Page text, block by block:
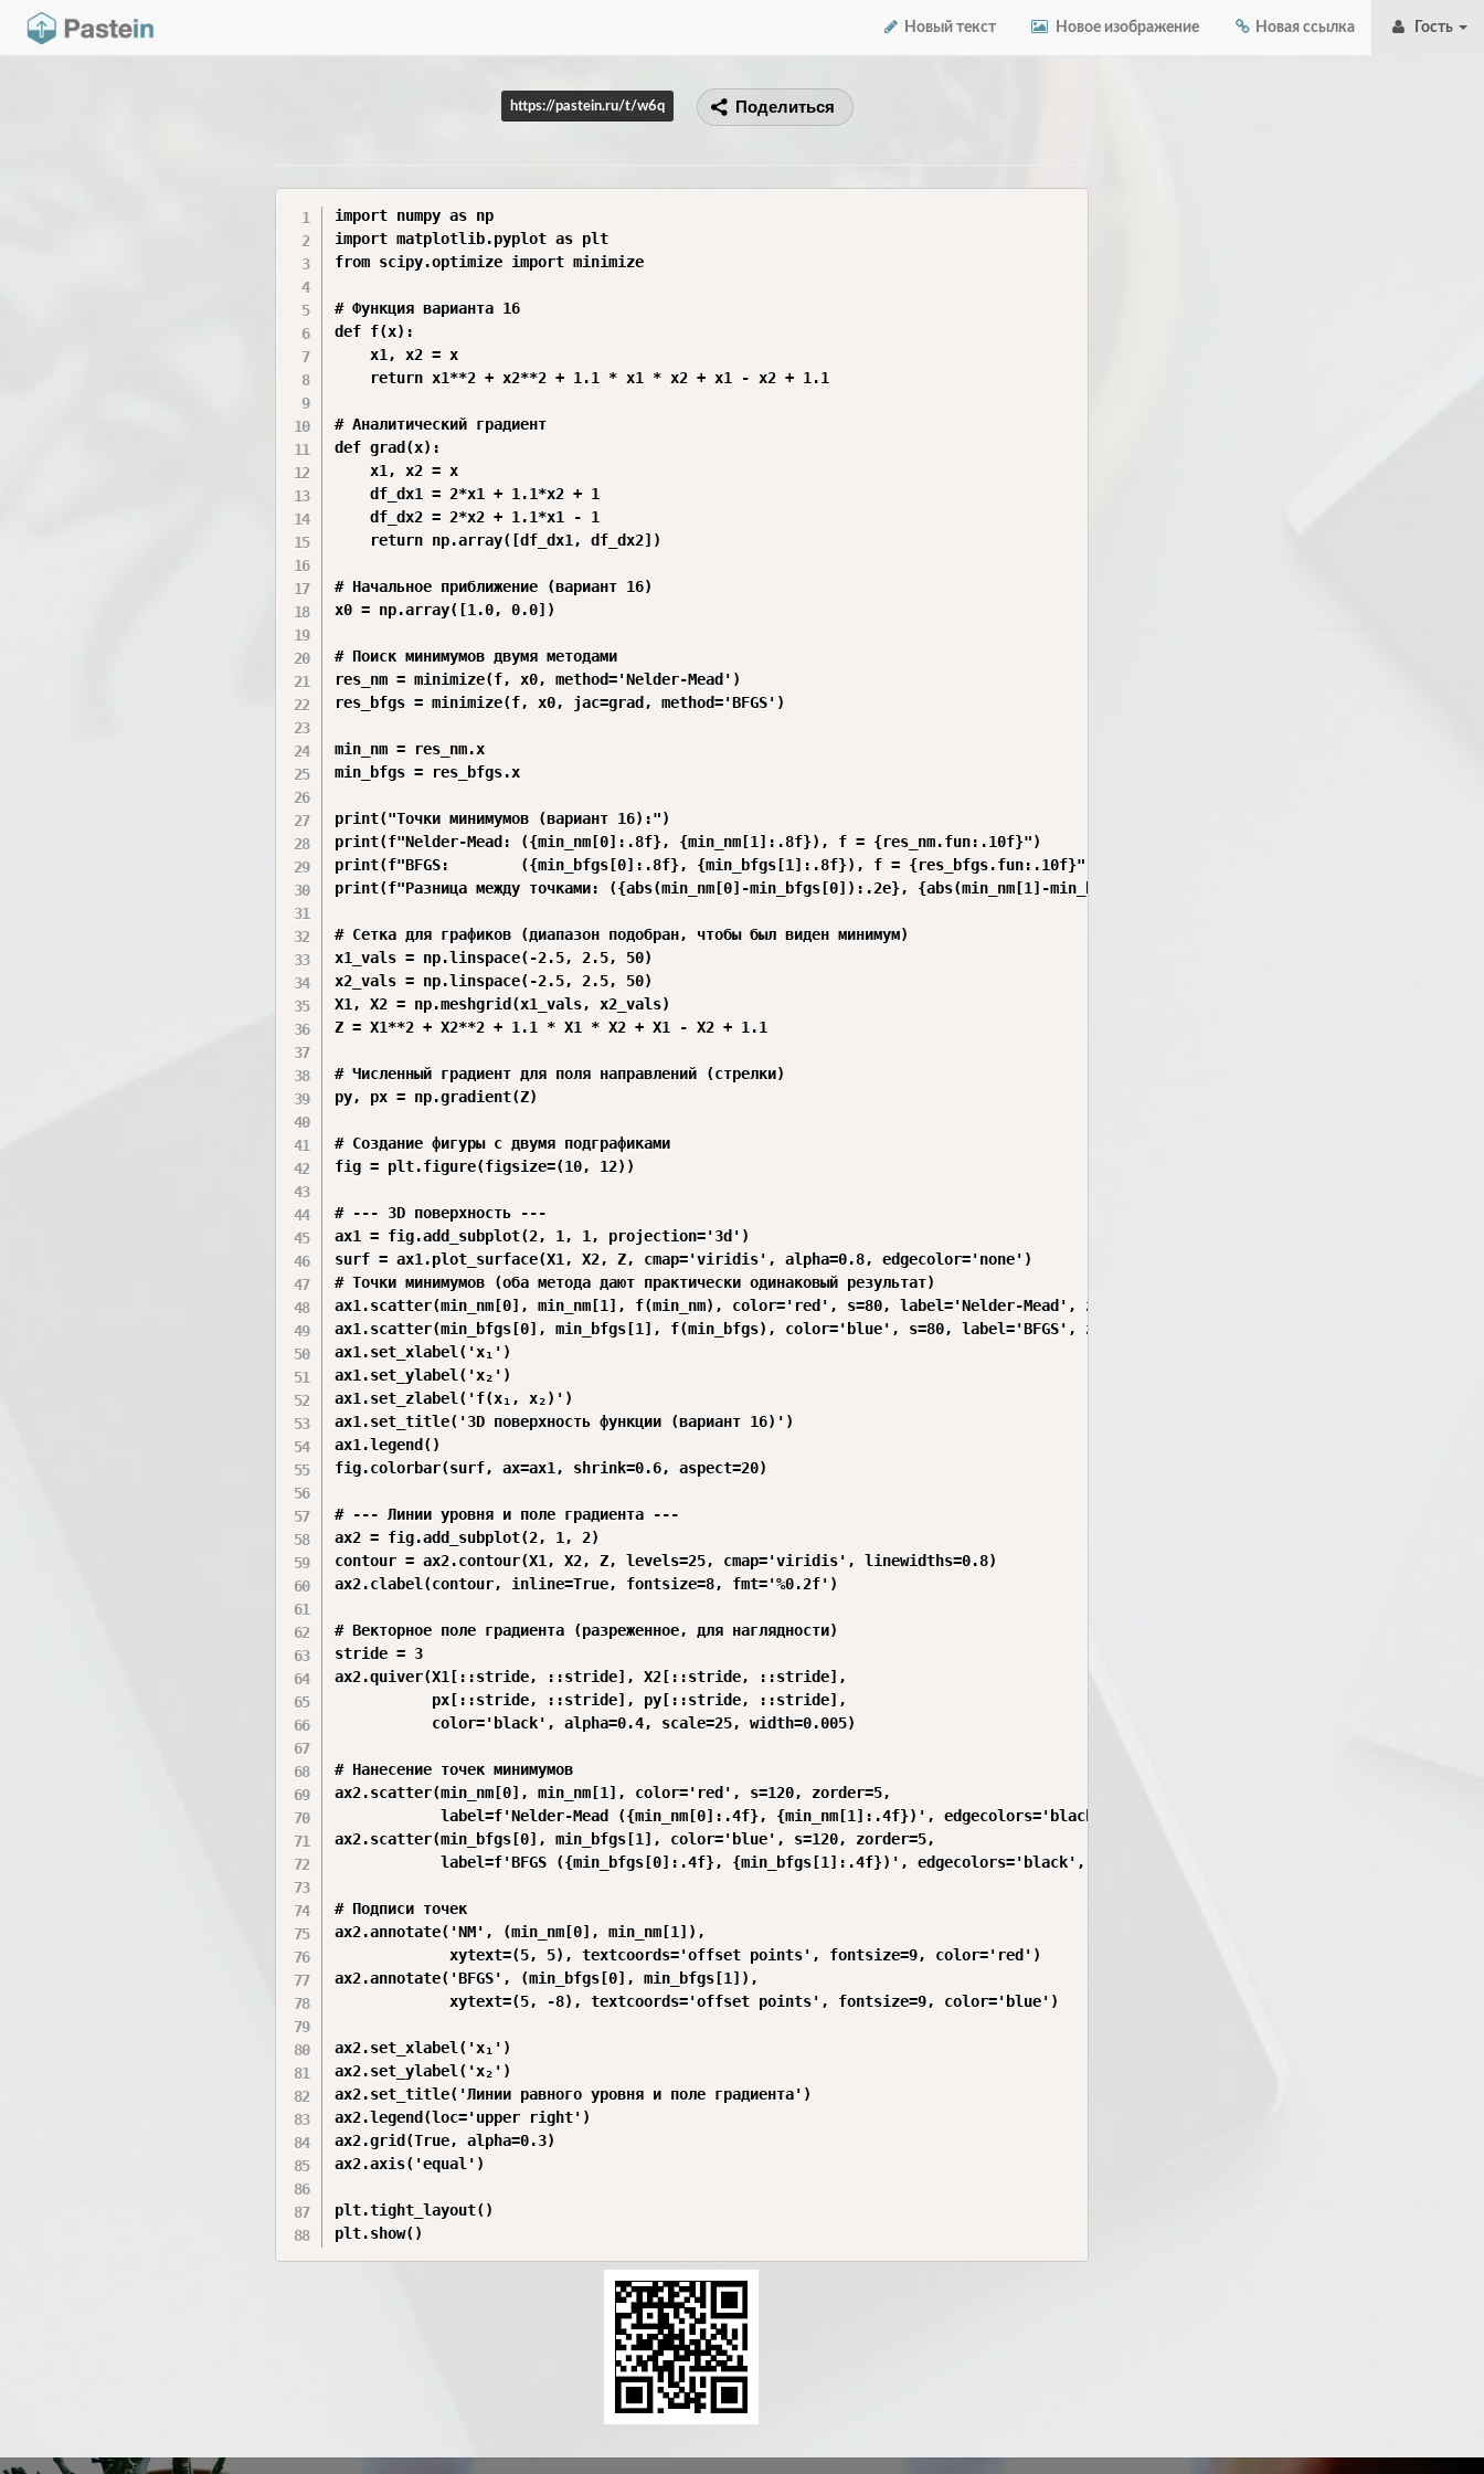
Новый текст Новое изображение Новая ссылка Гость
https://pastein.ru/t/w6q Поделиться
import numpy as np
import matplotlib.pyplot as plt
from scipy.optimize import minimize
# Функция варианта 16
def f(x):
    x1, x2 = x
    return x1**2 + x2**2 + 1.1 * x1 * x2 + x1 - x2 + 1.1
# Аналитический градиент
def grad(x):
    x1, x2 = x
    df_dx1 = 2*x1 + 1.1*x2 + 1
    df_dx2 = 2*x2 + 1.1*x1 - 1
    return np.array([df_dx1, df_dx2])
# Начальное приближение (вариант 16)
x0 = np.array([1.0, 0.0])
# Поиск минимумов двумя методами
res_nm = minimize(f, x0, method='Nelder-Mead')
res_bfgs = minimize(f, x0, jac=grad, method='BFGS')
min_nm = res_nm.x
min_bfgs = res_bfgs.x
print("Точки минимумов (вариант 16):")
print(f"Nelder-Mead: ({min_nm[0]:.8f}, {min_nm[1]:.8f}), f = {res_nm.fun:.10f}")
print(f"BFGS:        ({min_bfgs[0]:.8f}, {min_bfgs[1]:.8f}), f = {res_bfgs.fun:.10f}")
print(f"Разница между точками: ({abs(min_nm[0]-min_bfgs[0]):.2e}, {abs(min_nm[1]-min_bfgs[1]):.2e})")
# Сетка для графиков (диапазон подобран, чтобы был виден минимум)
x1_vals = np.linspace(-2.5, 2.5, 50)
x2_vals = np.linspace(-2.5, 2.5, 50)
X1, X2 = np.meshgrid(x1_vals, x2_vals)
Z = X1**2 + X2**2 + 1.1 * X1 * X2 + X1 - X2 + 1.1
# Численный градиент для поля направлений (стрелки)
py, px = np.gradient(Z)
# Создание фигуры с двумя подграфиками
fig = plt.figure(figsize=(10, 12))
# --- 3D поверхность ---
ax1 = fig.add_subplot(2, 1, 1, projection='3d')
surf = ax1.plot_surface(X1, X2, Z, cmap='viridis', alpha=0.8, edgecolor='none')
# Точки минимумов (оба метода дают практически одинаковый результат)
ax1.scatter(min_nm[0], min_nm[1], f(min_nm), color='red', s=80, label='Nelder-Mead', zorder=5)
ax1.scatter(min_bfgs[0], min_bfgs[1], f(min_bfgs), color='blue', s=80, label='BFGS', zorder=5)
ax1.set_xlabel('x₁')
ax1.set_ylabel('x₂')
ax1.set_zlabel('f(x₁, x₂)')
ax1.set_title('3D поверхность функции (вариант 16)')
ax1.legend()
fig.colorbar(surf, ax=ax1, shrink=0.6, aspect=20)
# --- Линии уровня и поле градиента ---
ax2 = fig.add_subplot(2, 1, 2)
contour = ax2.contour(X1, X2, Z, levels=25, cmap='viridis', linewidths=0.8)
ax2.clabel(contour, inline=True, fontsize=8, fmt='%0.2f')
# Векторное поле градиента (разреженное, для наглядности)
stride = 3
ax2.quiver(X1[::stride, ::stride], X2[::stride, ::stride],
           px[::stride, ::stride], py[::stride, ::stride],
           color='black', alpha=0.4, scale=25, width=0.005)
# Нанесение точек минимумов
ax2.scatter(min_nm[0], min_nm[1], color='red', s=120, zorder=5,
            label=f'Nelder-Mead ({min_nm[0]:.4f}, {min_nm[1]:.4f})', edgecolors='black')
ax2.scatter(min_bfgs[0], min_bfgs[1], color='blue', s=120, zorder=5,
            label=f'BFGS ({min_bfgs[0]:.4f}, {min_bfgs[1]:.4f})', edgecolors='black', marker='s')
# Подписи точек
ax2.annotate('NM', (min_nm[0], min_nm[1]),
             xytext=(5, 5), textcoords='offset points', fontsize=9, color='red')
ax2.annotate('BFGS', (min_bfgs[0], min_bfgs[1]),
             xytext=(5, -8), textcoords='offset points', fontsize=9, color='blue')
ax2.set_xlabel('x₁')
ax2.set_ylabel('x₂')
ax2.set_title('Линии равного уровня и поле градиента')
ax2.legend(loc='upper right')
ax2.grid(True, alpha=0.3)
ax2.axis('equal')
plt.tight_layout()
plt.show()